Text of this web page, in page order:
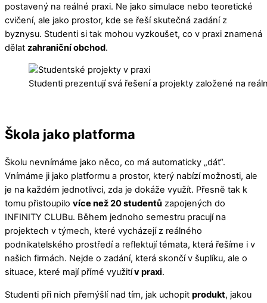
postavený na reálné praxi. Ne jako simulace nebo teoretické
cvičení, ale jako prostor, kde se řeší skutečná zadání z
byznysu. Studenti si tak mohou vyzkoušet, co v praxi znamená
dělat zahraniční obchod.
Studenti prezentují svá řešení a projekty založené na
Škola jako platforma
Školu nevnímáme jako něco, co má automaticky „dát“.
Vnímáme ji jako platformu a prostor, který nabízí možnosti, ale
je na každém jednotlivci, zda je dokáže využít. Přesně tak k
tomu přistoupilo více než 20 studentů zapojených do
INFINITY CLUBu. Během jednoho semestru pracují na
projektech v týmech, které vycházejí z reálného
podnikatelského prostředí a reflektují témata, která řešíme i v
našich firmách. Nejde o zadání, která skončí v šuplíku, ale o
situace, které mají přímé využitív praxi.
Studenti při nich přemýšlí nad tím, jak uchopit produkt, jakou